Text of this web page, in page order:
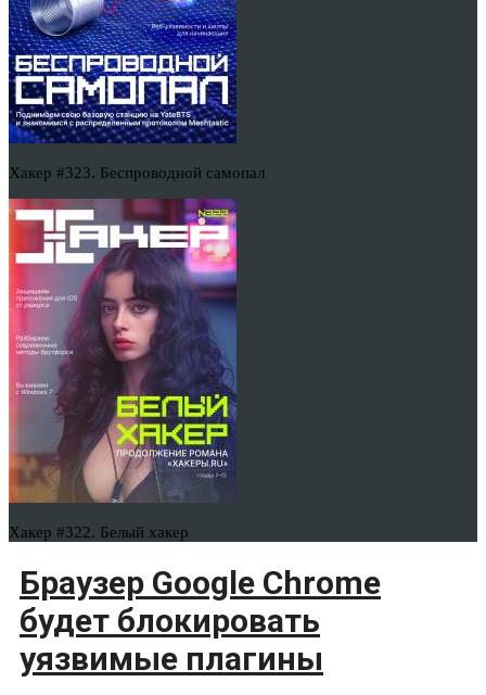
Хакер #323. Беспроводной самопал
Хакер #322. Белый хакер
Браузер Google Chrome
будет блокировать
уязвимые плагины